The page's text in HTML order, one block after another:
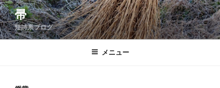
コ
ン
テ
ン
帚
短詩系ブログ
メニュー